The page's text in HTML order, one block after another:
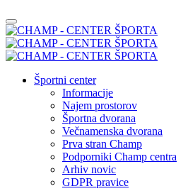
Športni center
Informacije
Najem prostorov
Športna dvorana
Večnamenska dvorana
Prva stran Champ
Podporniki Champ centra
Arhiv novic
GDPR pravice